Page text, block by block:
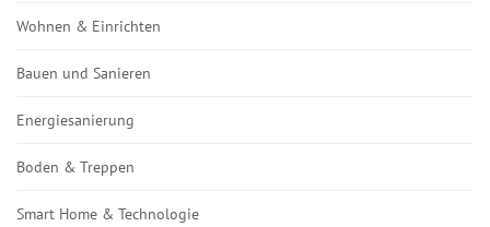
Wohnen & Einrichten
Bauen und Sanieren
Energiesanierung
Boden & Treppen
Smart Home & Technologie